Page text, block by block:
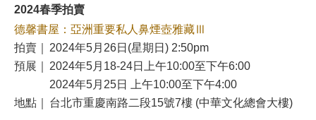
2024春季拍賣
德馨書屋：亞洲重要私人鼻煙壺雅藏Ⅲ
拍賣｜
2024年5月26日(星期日) 2:50pm
預展｜
2024年5月18-24日上午10:00至下午6:00
2024年5月25日 上午10:00至下午4:00
地點｜
台北市重慶南路二段15號7樓 (中華文化總會大樓)